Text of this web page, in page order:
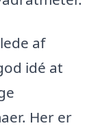
af
idé at
Her er